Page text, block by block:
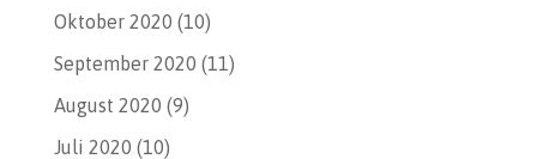
Oktober 2020 (10)
September 2020 (11)
August 2020 (9)
Juli 2020 (10)